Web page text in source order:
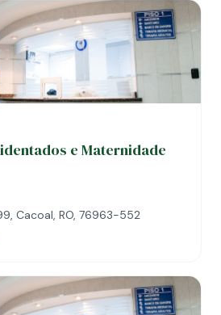
e Maternidade
Cacoal, RO, 76963-552